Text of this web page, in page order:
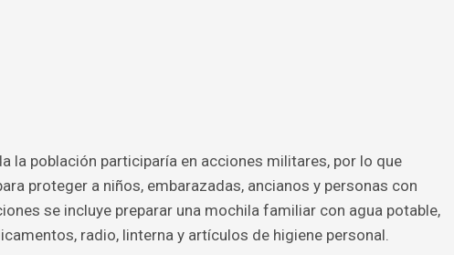
la población participaría en acciones militares, por lo que
proteger a niños, embarazadas, ancianos y personas con
se incluye preparar una mochila familiar con agua potable,
radio, linterna y artículos de higiene personal.